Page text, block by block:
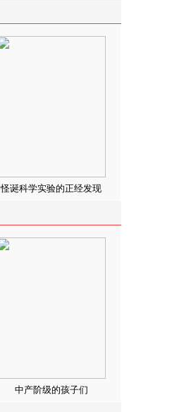
怪诞科学实验的正经发现
中产阶级的孩子们